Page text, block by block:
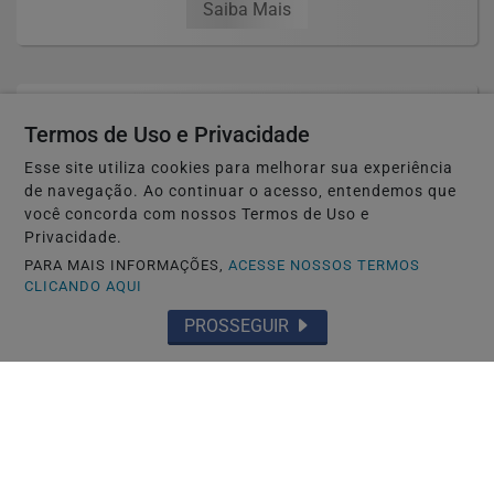
Saiba Mais
Termos de Uso e Privacidade
Esse site utiliza cookies para melhorar sua experiência
de navegação. Ao continuar o acesso, entendemos que
você concorda com nossos Termos de Uso e
Privacidade.
PARA MAIS INFORMAÇÕES,ACESSE NOSSOS TERMOS
CLICANDO AQUI
PROSSEGUIR